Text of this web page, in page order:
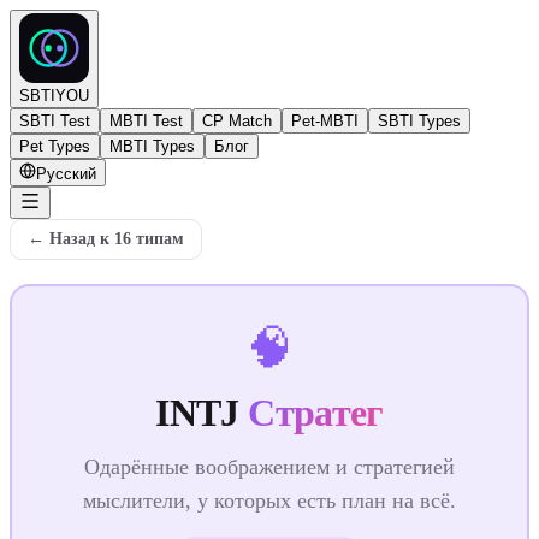
SBTIYOU
SBTI Test
MBTI Test CP Match Pet-MBTI
SBTI Types
Pet Types
MBTI Types
Блог
Русский
← Назад к 16 типам
🧠
INTJ Стратег
Одарённые воображением и стратегией
мыслители, у которых есть план на всё.